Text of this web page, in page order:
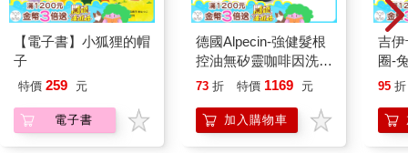
牛乳曝露於陽光或日光燈下，也會產生包心菜般、燒焦般的特殊
氣味，這是源自維生素中的核黃素與含硫的胺基酸「甲硫胺酸」
之間的作用。透明玻璃、塑膠容器，以及超市照明都會帶來這類
問題，不透光的硬紙盒則能避免這種狀況。
【電子書】小狐狸的帽
子
特價 259 元
電子書
德國Alpecin-強健髮根
控油無矽靈咖啡因洗髮
凝露375ml/瓶-C1強健
調理頭皮洗髮液/0矽靈
滋潤洗頭髮水/一般髮
73 折 特價 1169 元
加入購物車
吉伊卡哇
圈-
95 折